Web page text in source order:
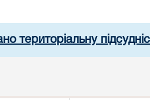
територіальну